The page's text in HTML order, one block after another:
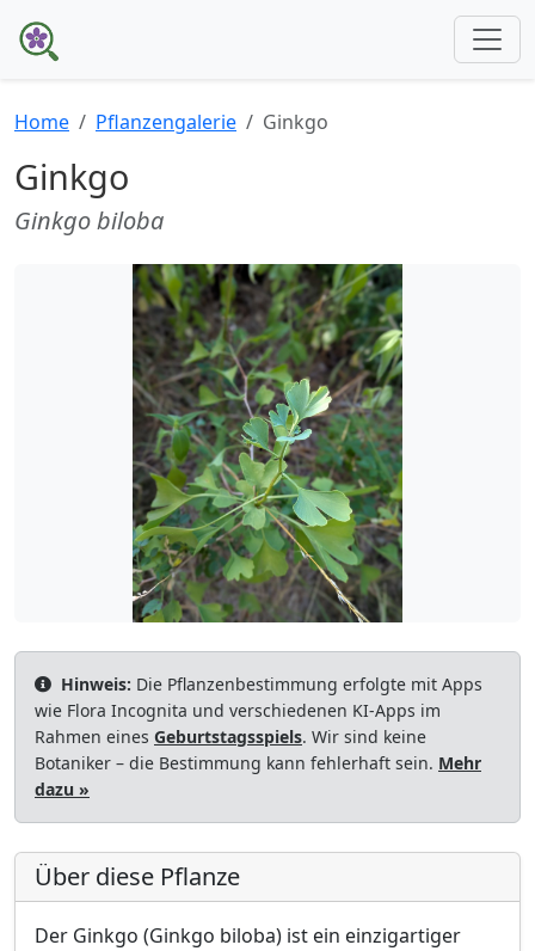
Home Pflanzengalerie Ginkgo
Ginkgo
Ginkgo biloba
Hinweis: Die Pflanzenbestimmung erfolgte mit Apps
wie Flora Incognita und verschiedenen KI-Apps im
Rahmen eines Geburtstagsspiels. Wir sind keine
Botaniker – die Bestimmung kann fehlerhaft sein. Mehr
dazu »
Über diese Pflanze
Der Ginkgo (Ginkgo biloba) ist ein einzigartiger